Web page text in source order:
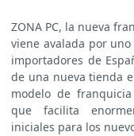
ZONA PC, la nueva
viene avalada por
importadores de
de una nueva tienda
modelo de
que facilita
iniciales para los